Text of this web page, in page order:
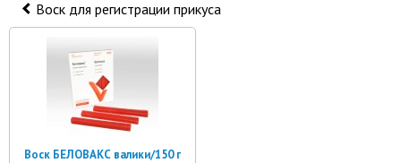
Воск для регистрации прикуса
Воск БЕЛОВАКС валики/150 г